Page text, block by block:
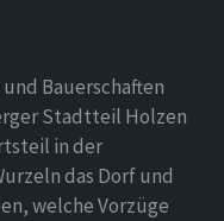
Bauerschaften
Stadtteil Holzen
in der
das Dorf und
welche Vorzüge